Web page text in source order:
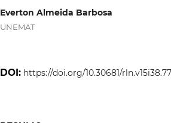
Everton Almeida Barbosa
UNEMAT
DOI: https://doi.org/10.30681/